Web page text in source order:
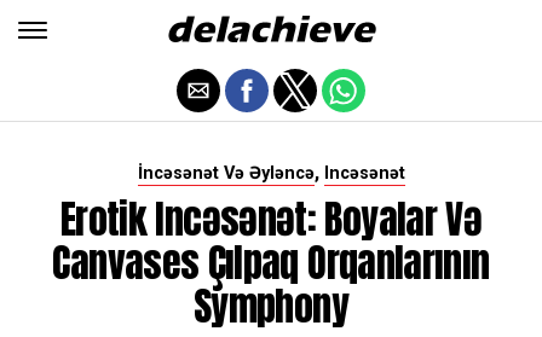
İncəsənət Və Əyləncə, Incəsənət
Erotik Incəsənət: Boyalar Və
Canvases Çılpaq Orqanlarının
Symphony